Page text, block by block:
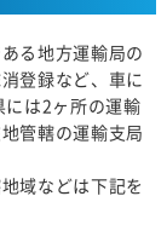
る地方運輸局の
登録など、車に
は2ヶ所の運輸
管轄の運輸支局
域などは下記を